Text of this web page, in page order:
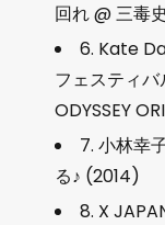
回れ @ 三毒
6. Kate
フェスティバ
ODYSSEY
7. 小林幸
る♪ (2014)
8. X